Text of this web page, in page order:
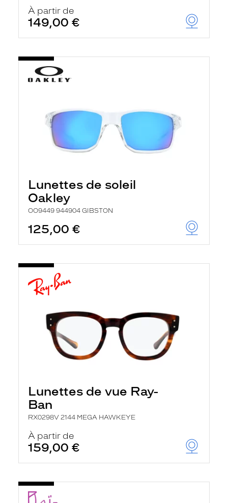
À partir de
149,00 €
Lunettes de soleil
Oakley
OO9449 944904 GIBSTON
125,00 €
Lunettes de vue Ray-
Ban
RX0298V 2144 MEGA HAWKEYE
À partir de
159,00 €